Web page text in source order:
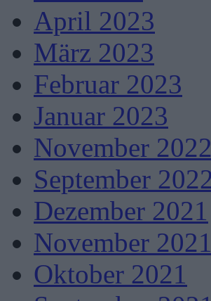
April 2023
März 2023
Februar 2023
Januar 2023
November 2022
September 2022
Dezember 2021
November 2021
Oktober 2021